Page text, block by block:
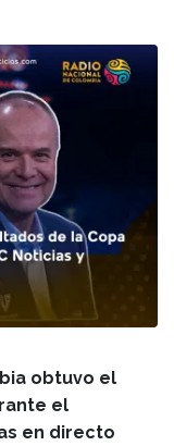
obtuvo el
el
en directo